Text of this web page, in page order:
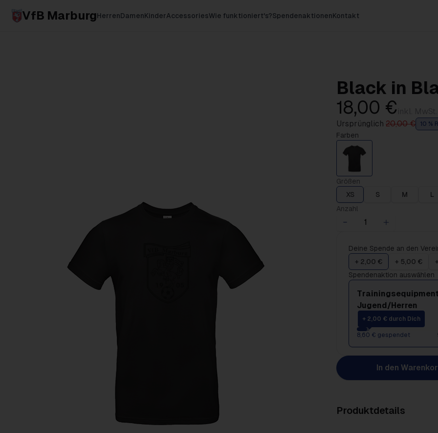
VfB MarburgHerrenDamenKinderAccessoriesWie funktioniert's?SpendenaktionenKontakt
Black in
18,00 €
Ursprünglich 20,00 € 10 %
Farben
Größen
XS
S M L
Anzahl
Deine Spende an den
+ 2,00 €
+ 5,00 €
Spendenaktion auswählen
Jugend/Herren
+ 2,00 € durch Dich
8,60 € gespendet
In den
Produktdetails